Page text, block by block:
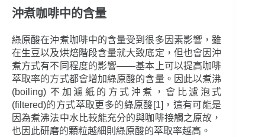
沖煮咖啡中的含量
綠原酸在沖煮咖啡中的含量受到很多因素影響，雖
在生豆以及烘焙階段含量就大致底定，但也會因沖
煮方式有不同程度的影響――基本上可以提高咖啡
萃取率的方式都會增加綠原酸的含量。因此以煮沸
(boiling) 不加濾紙的方式沖煮，會比濾泡式
(filtered)的方式萃取更多的綠原酸[1]，這有可能是
因為煮沸法中水比較能充分的與咖啡接觸之原故，
也因此研磨的顆粒越細則綠原酸的萃取率越高。